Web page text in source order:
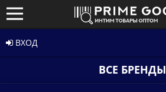
ВХОД
ВСЕ БРЕНДЫ